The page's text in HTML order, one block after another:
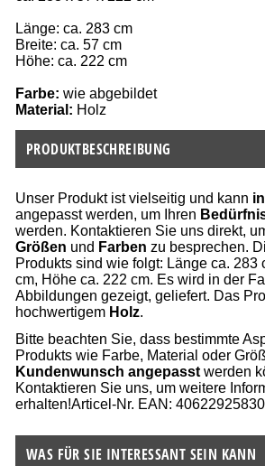
Länge: ca. 283 cm
Breite: ca. 57 cm
Höhe: ca. 222 cm
Farbe: wie abgebildet
Material: Holz
PRODUKTBESCHREIBUNG
Unser Produkt ist vielseitig und kann
angepasst werden, um Ihren
werden. Kontaktieren Sie uns direkt,
Größen und Farben zu besprechen.
Produkts sind wie folgt: Länge ca. 283
cm, Höhe ca. 222 cm. Es wird in der
Abbildungen gezeigt, geliefert. Das
hochwertigem Holz.
Bitte beachten Sie, dass bestimmte
Produkts wie Farbe, Material oder
Kundenwunsch angepasst werden
Kontaktieren Sie uns, um weitere
erhalten!Articel-Nr. EAN:
WAS FÜR SIE INTERESSANT SEIN KANN